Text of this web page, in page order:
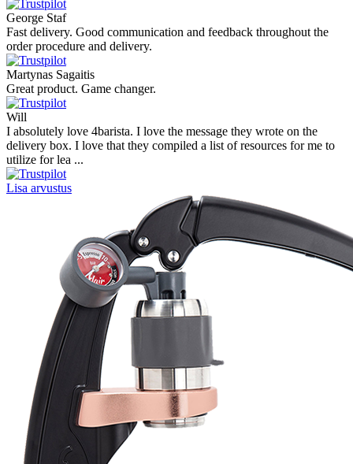
George Staf
Fast delivery. Good communication and feedback throughout the
order procedure and delivery.
Martynas Sagaitis
Great product. Game changer.
Will
I absolutely love 4barista. I love the message they wrote on the
delivery box. I love that they compiled a list of resources for me to
utilize for lea ...
Lisa arvustus